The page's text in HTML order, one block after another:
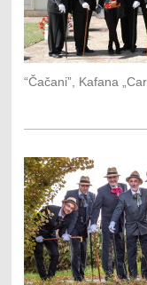
“Čačani”, Kafana